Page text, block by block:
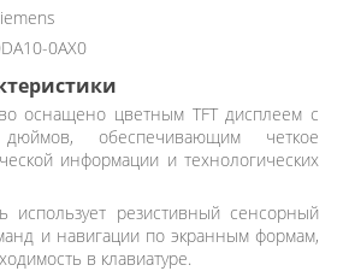
0AX0
оснащено цветным TFT дисплеем с
обеспечивающим четкое
информации и технологических
использует резистивный сенсорный
и навигации по экранным формам,
в клавиатуре.